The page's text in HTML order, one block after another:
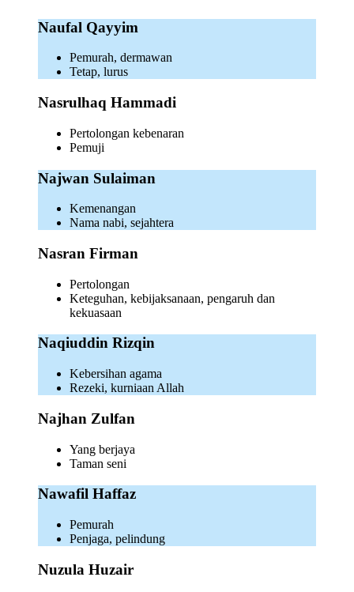
Naufal Qayyim
Pemurah, dermawan
Tetap, lurus
Nasrulhaq Hammadi
Pertolongan kebenaran
Pemuji
Najwan Sulaiman
Kemenangan
Nama nabi, sejahtera
Nasran Firman
Pertolongan
Keteguhan, kebijaksanaan, pengaruh dan
kekuasaan
Naqiuddin Rizqin
Kebersihan agama
Rezeki, kurniaan Allah
Najhan Zulfan
Yang berjaya
Taman seni
Nawafil Haffaz
Pemurah
Penjaga, pelindung
Nuzula Huzair